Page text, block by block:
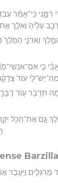
רִמָּ֑נִי כִּֽי־אָמַ֨ר
עָלֶ֙יהָ֙ וְאֵלֵ֣ךְ
וַאדֹנִ֤י
כִּ֤י
עוֹד֙
תְּדַבֵּ֥ר ע֖וֹד
גַּ֥ם אֶת־הַכֹּ֖ל
מֵרֹגְלִ֑ים וַיַּעֲבֹ֤ר